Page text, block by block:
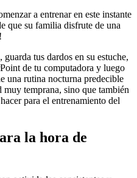
a entrenar en este instante
que su familia disfrute de una
tus dardos en su estuche,
de tu computadora y luego
una rutina nocturna predecible
muy temprana, sino que también
para el entrenamiento del
la hora de